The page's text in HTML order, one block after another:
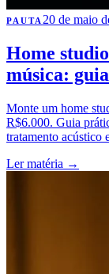
PAUTA 20 de maio
Home
música:
Monte um home
R$6.000. Guia
tratamento acústico
Ler matéria →